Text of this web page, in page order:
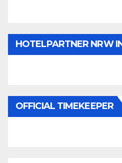
HOTELPARTNER NRW
OFFICIAL TIMEKEEPER